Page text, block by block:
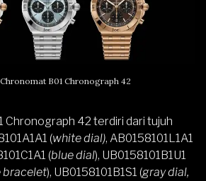
B01 Chronograph 42
Chronograph 42 terdiri dari tujuh
(white dial), AB0158101L1A1
(blue dial), UB0158101B1U1
bracelet), UB0158101B1S1 (gray dial,